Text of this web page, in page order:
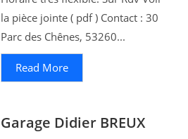
la pièce jointe ( pdf ) Contact : 30
Parc des Chênes, 53260...
Read More
Garage Didier BREUX